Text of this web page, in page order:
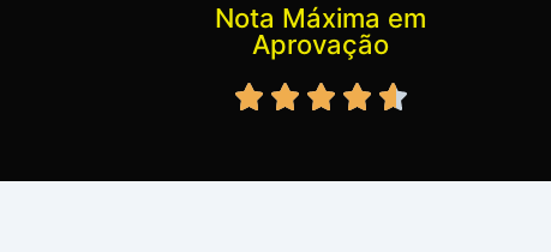
Nota Máxima em
Aprovação